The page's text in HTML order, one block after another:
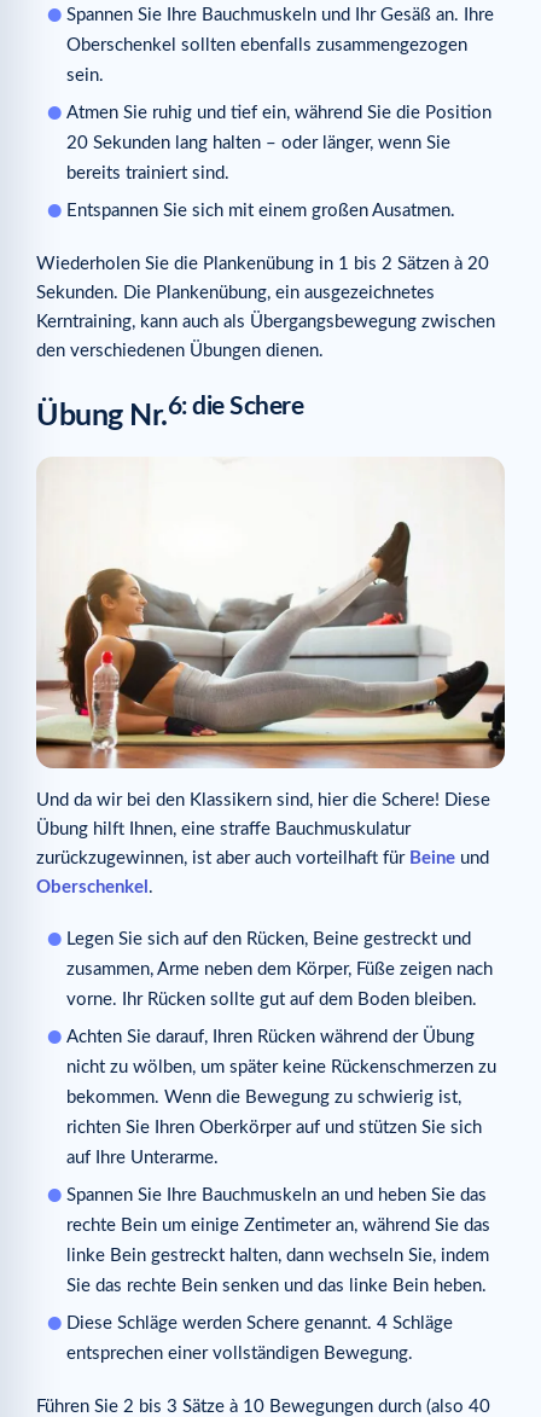
Spannen Sie Ihre Bauchmuskeln und Ihr Gesäß an. Ihre
Oberschenkel sollten ebenfalls zusammengezogen
sein.
Atmen Sie ruhig und tief ein, während Sie die Position
20 Sekunden lang halten – oder länger, wenn Sie
bereits trainiert sind.
Entspannen Sie sich mit einem großen Ausatmen.
Wiederholen Sie die Plankenübung in 1 bis 2 Sätzen à 20
Sekunden. Die Plankenübung, ein ausgezeichnetes
Kerntraining, kann auch als Übergangsbewegung zwischen
den verschiedenen Übungen dienen.
Übung Nr.6: die Schere
Und da wir bei den Klassikern sind, hier die Schere! Diese
Übung hilft Ihnen, eine straffe Bauchmuskulatur
zurückzugewinnen, ist aber auch vorteilhaft für Beine und
Oberschenkel .
Legen Sie sich auf den Rücken, Beine gestreckt und
zusammen, Arme neben dem Körper, Füße zeigen nach
vorne. Ihr Rücken sollte gut auf dem Boden bleiben.
Achten Sie darauf, Ihren Rücken während der Übung
nicht zu wölben, um später keine Rückenschmerzen zu
bekommen. Wenn die Bewegung zu schwierig ist,
richten Sie Ihren Oberkörper auf und stützen Sie sich
auf Ihre Unterarme.
Spannen Sie Ihre Bauchmuskeln an und heben Sie das
rechte Bein um einige Zentimeter an, während Sie das
linke Bein gestreckt halten, dann wechseln Sie, indem
Sie das rechte Bein senken und das linke Bein heben.
Diese Schläge werden Schere genannt. 4 Schläge
entsprechen einer vollständigen Bewegung.
Führen Sie 2 bis 3 Sätze à 10 Bewegungen durch (also 40